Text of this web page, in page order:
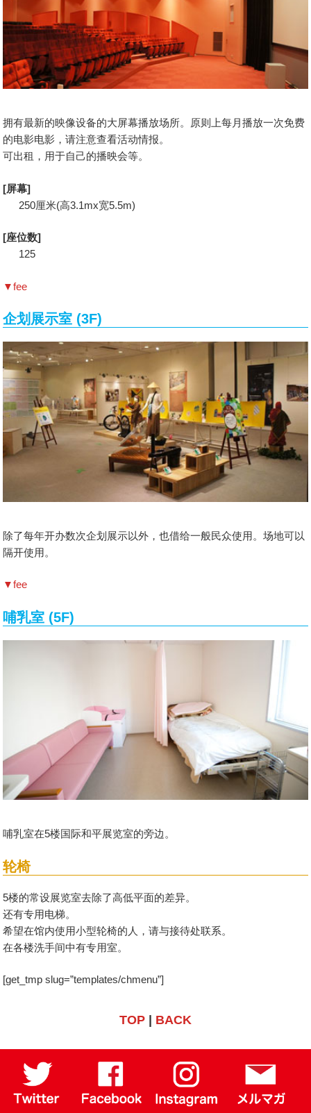
拥有最新的映像设备的大屏幕播放场所。原则上每月播放一次免费
的电影电影，请注意查看活动情报。
可出租，用于自己的播映会等。
[屏幕]
250厘米(高3.1mx宽5.5m)
[座位数]
125
▼fee
企划展示室 (3F)
除了每年开办数次企划展示以外，也借给一般民众使用。场地可以
隔开使用。
▼fee
哺乳室 (5F)
哺乳室在5楼国际和平展览室的旁边。
轮椅
5楼的常设展览室去除了高低平面的差异。
还有专用电梯。
希望在馆内使用小型轮椅的人，请与接待处联系。
在各楼洗手间中有专用室。
[get_tmp slug=”templates/chmenu”]
TOP | BACK